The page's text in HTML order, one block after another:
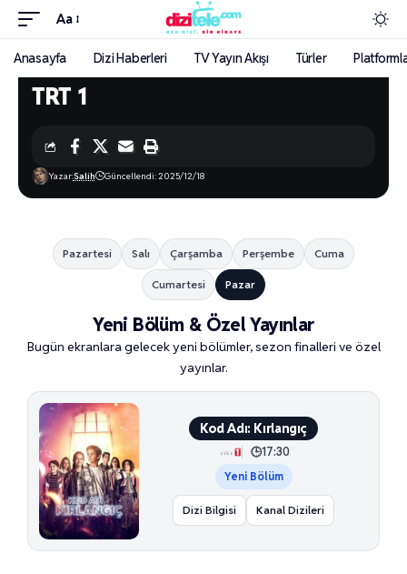
Aa
Anasayfa Dizi Haberleri TV Yayın Akışı Türler
TRT 1
Yazar:Salih Güncellendi: 2025/12/18
Pazartesi Salı Çarşamba Perşembe Cuma
Cumartesi Pazar
Yeni Bölüm & Özel Yayınlar
Bugün ekranlara gelecek yeni bölümler, sezon finalleri ve özel
yayınlar.
Kod Adı: Kırlangıç
17:30
Yeni Bölüm
Dizi Bilgisi Kanal Dizileri